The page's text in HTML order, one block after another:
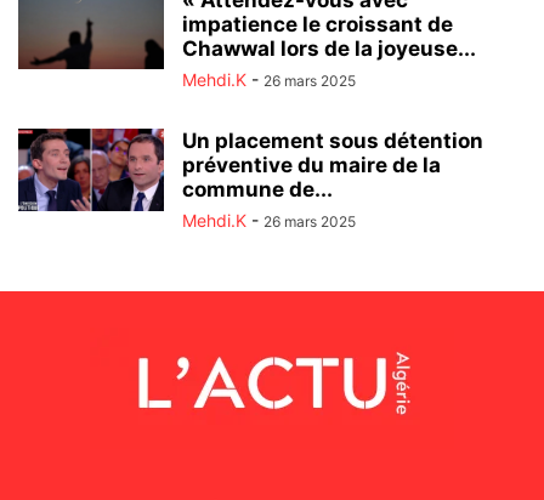
impatience le croissant de
Chawwal lors de la joyeuse...
Mehdi.K - 26 mars 2025
Un placement sous détention
préventive du maire de la
commune de...
Mehdi.K - 26 mars 2025